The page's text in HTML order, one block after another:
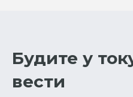
Будите у
вести